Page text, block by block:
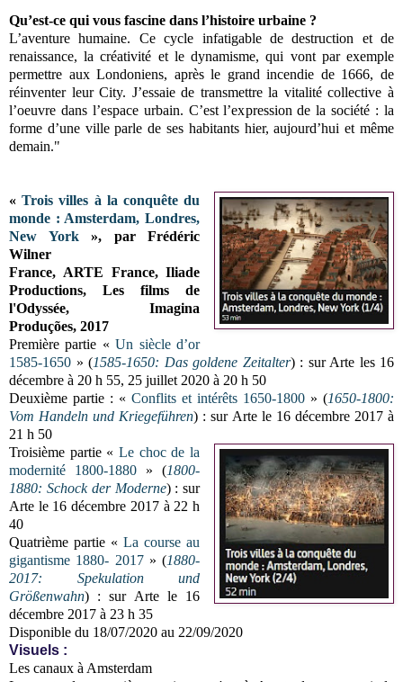
Qu’est-ce qui vous fascine dans l’histoire urbaine ?
L’aventure humaine. Ce cycle infatigable de destruction et de
renaissance, la créativité et le dynamisme, qui vont par exemple
permettre aux Londoniens, après le grand incendie de 1666, de
réinventer leur City. J’essaie de transmettre la vitalité collective à
l’oeuvre dans l’espace urbain. C’est l’expression de la société : la
forme d’une ville parle de ses habitants hier, aujourd’hui et même
demain."
«Trois villes à la conquête du
monde : Amsterdam, Londres,
New York», par Frédéric
Wilner
France,ARTE France, Iliade
Productions, Les films de
l'Odyssée, Imagina
Produções, 2017
Première partie «Un siècle d’or
1585-1650 » (1585-1650: Das goldene Zeitalter) : sur Arte les 16
décembre à 20 h 55, 25 juillet 2020 à 20 h 50
Deuxième partie : « Conflits et intérêts 1650-1800 » (1650-1800:
Vom Handeln und Kriegeführen) : sur Arte le 16 décembre 2017 à
21 h 50
Troisième partie «Le choc de la
modernité 1800-1880 » (1800-
1880: Schock der Moderne) : sur
Arte le 16 décembre 2017 à 22 h
40
Quatrième partie «La course au
gigantisme 1880- 2017» (1880-
2017: Spekulation und
Größenwahn) : sur Arte le 16
décembre 2017 à 23 h 35
Disponible du 18/07/2020 au 22/09/2020
Visuels :
Les canaux à Amsterdam